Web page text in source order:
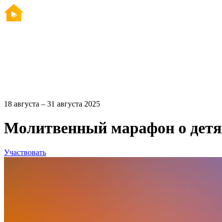
18 августа – 31 августа 2025
Молитвенный марафон о
Участвовать